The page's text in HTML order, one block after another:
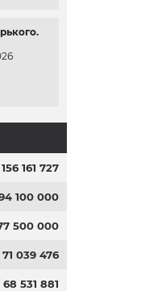
161 727
100 000
500 000
039 476
531 881